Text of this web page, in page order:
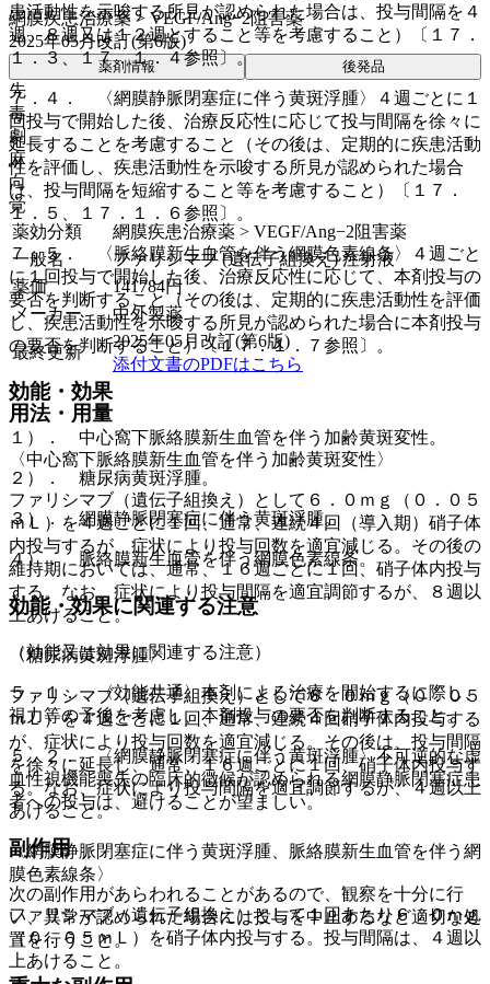
患活動性を示唆する所見が認められた場合は、投与間隔を４
週、８週又は１２週とすること等を考慮すること）〔１７．
１．３、１７．１．４参照〕。
７．４． 〈網膜静脈閉塞症に伴う黄斑浮腫〉４週ごとに１
回投与で開始した後、治療反応性に応じて投与間隔を徐々に
延長することを考慮すること（その後は、定期的に疾患活動
性を評価し、疾患活動性を示唆する所見が認められた場合
は、投与間隔を短縮すること等を考慮すること）〔１７．
１．５、１７．１．６参照〕。
７．５． 〈脈絡膜新生血管を伴う網膜色素線条〉４週ごと
に１回投与で開始した後、治療反応性に応じて、本剤投与の
要否を判断すること（その後は、定期的に疾患活動性を評価
し、疾患活動性を示唆する所見が認められた場合に本剤投与
の要否を判断すること）〔１７．１．７参照〕。
効能・効果
１）． 中心窩下脈絡膜新生血管を伴う加齢黄斑変性。
２）． 糖尿病黄斑浮腫。
３）． 網膜静脈閉塞症に伴う黄斑浮腫。
４）． 脈絡膜新生血管を伴う網膜色素線条。
効能・効果に関連する注意
（効能又は効果に関連する注意）
５．１． 〈効能共通〉本剤による治療を開始するに際し、
視力等の予後を考慮し、本剤投与の要否を判断すること。
５．２． 〈網膜静脈閉塞症に伴う黄斑浮腫〉不可逆的な虚
血性視機能喪失の臨床的徴候が認められる網膜静脈閉塞症患
者への投与は、避けることが望ましい。
副作用
次の副作用があらわれることがあるので、観察を十分に行
い、異常が認められた場合には投与を中止するなど適切な処
置を行うこと。
網膜疾患治療薬 > VEGF/Ang−2阻害薬
2025年05月改訂(第6版)
薬剤情報 後発品
先
毒
劇
麻
向
覚
薬効分類
網膜疾患治療薬 > VEGF/Ang−2阻害薬
一般名
ファリシマブ (遺伝子組換え) 注射液
薬価
141784円
メーカー
中外製薬
最終更新
2025年05月改訂(第6版)
添付文書のPDFはこちら
用法・用量
〈中心窩下脈絡膜新生血管を伴う加齢黄斑変性〉
ファリシマブ（遺伝子組換え）として６．０ｍｇ（０．０５
ｍＬ）を４週ごとに１回、通常、連続４回（導入期）硝子体
内投与するが、症状により投与回数を適宜減じる。その後の
維持期においては、通常、１６週ごとに１回、硝子体内投与
する。なお、症状により投与間隔を適宜調節するが、８週以
上あけること。
〈糖尿病黄斑浮腫〉
ファリシマブ（遺伝子組換え）として６．０ｍｇ（０．０５
ｍＬ）を４週ごとに１回、通常、連続４回硝子体内投与する
が、症状により投与回数を適宜減じる。その後は、投与間隔
を徐々に延長し、通常、１６週ごとに１回、硝子体内投与す
る。なお、症状により投与間隔を適宜調節するが、４週以上
あけること。
〈網膜静脈閉塞症に伴う黄斑浮腫、脈絡膜新生血管を伴う網
膜色素線条〉
ファリシマブ（遺伝子組換え）として１回あたり６．０ｍｇ
（０．０５ｍＬ）を硝子体内投与する。投与間隔は、４週以
上あけること。